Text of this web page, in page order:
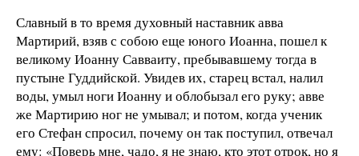
Славный в то время духовный наставник авва
Мартирий, взяв с собою еще юного Иоанна, пошел к
великому Иоанну Савваиту, пребывавшему тогда в
пустыне Гуддийской. Увидев их, старец встал, налил
воды, умыл ноги Иоанну и облобызал его руку; авве
же Мартирию ног не умывал; и потом, когда ученик
его Стефан спросил, почему он так поступил, отвечал
ему: «Поверь мне, чадо, я не знаю, кто этот отрок, но я